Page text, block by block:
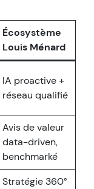
Écosystème
Louis Ménard
IA proactive +
réseau qualifié
Avis de valeur
data-driven,
benchmarké
Stratégie 360°